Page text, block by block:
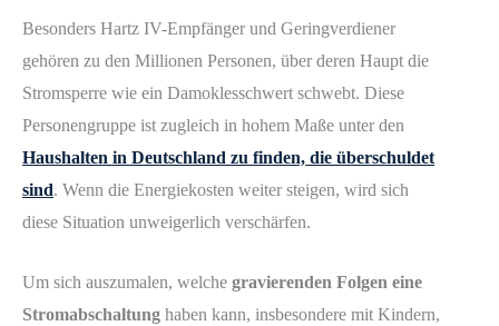
Besonders Hartz IV-Empfänger und Geringverdiener
gehören zu den Millionen Personen, über deren Haupt die
Stromsperre wie ein Damoklesschwert schwebt. Diese
Personengruppe ist zugleich in hohem Maße unter den
Haushalten in Deutschland zu finden, die überschuldet
sind. Wenn die Energiekosten weiter steigen, wird sich
diese Situation unweigerlich verschärfen.
Um sich auszumalen, welche gravierenden Folgen eine
Stromabschaltung haben kann, insbesondere mit Kindern,